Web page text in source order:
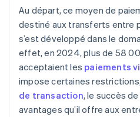
Au départ, ce moyen de
destiné aux transferts entre
s’est développé dans le
effet, en 2024, plus de 58
acceptaient les paiements
impose certaines
de transaction, le succès
avantages qu’il offre aux